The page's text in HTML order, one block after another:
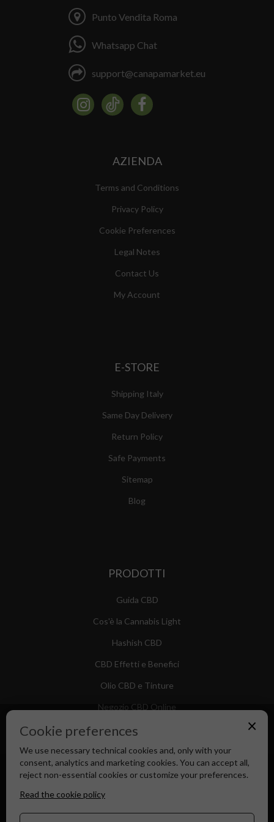
Punto Vendita Roma
Whatsapp Chat
support@canapamarket.eu
AZIENDA
Terms and Conditions
Privacy Policy
Cookie Preferences
Legal Notes
Contact Us
My Account
E-STORE
Shipping Italy
Same Day Delivery
Return Policy
Safe Payments
Sitemap
Blog
PRODOTTI
Guida CBD
Cos'è la Cannabis Light
Hashish CBD
CBD Effetti e Benefici
Olio CBD e Tinture
Negozio CBD Online
×
Cookie preferences
We use necessary technical cookies and, only with your
consent, analytics and marketing cookies. You can accept all,
reject non-essential cookies or customize your preferences.
Read the cookie policy
Canapa Market - Il tuo Shop di Fiducia dal 2018